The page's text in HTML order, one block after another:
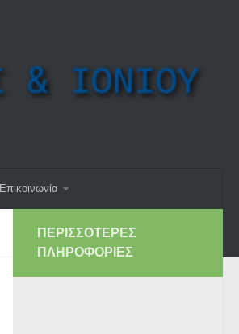
Επικοινωνία
ΠΕΡΙΣΣΌΤΕΡΕΣ
ΠΛΗΡΟΦΟΡΊΕΣ